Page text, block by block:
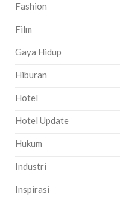
Fashion
Film
Gaya Hidup
Hiburan
Hotel
Hotel Update
Hukum
Industri
Inspirasi